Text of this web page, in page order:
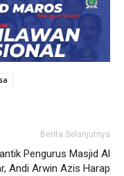
Berita Selanjutnya
Pengurus Masjid Al
Andi Arwin Azis Harap